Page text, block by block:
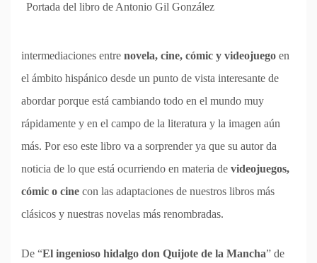
Portada del libro de Antonio Gil González
intermediaciones entre novela, cine, cómic y videojuego en
el ámbito hispánico desde un punto de vista interesante de
abordar porque está cambiando todo en el mundo muy
rápidamente y en el campo de la literatura y la imagen aún
más. Por eso este libro va a sorprender ya que su autor da
noticia de lo que está ocurriendo en materia de videojuegos,
cómic o cine con las adaptaciones de nuestros libros más
clásicos y nuestras novelas más renombradas.
De “El ingenioso hidalgo don Quijote de la Mancha” de